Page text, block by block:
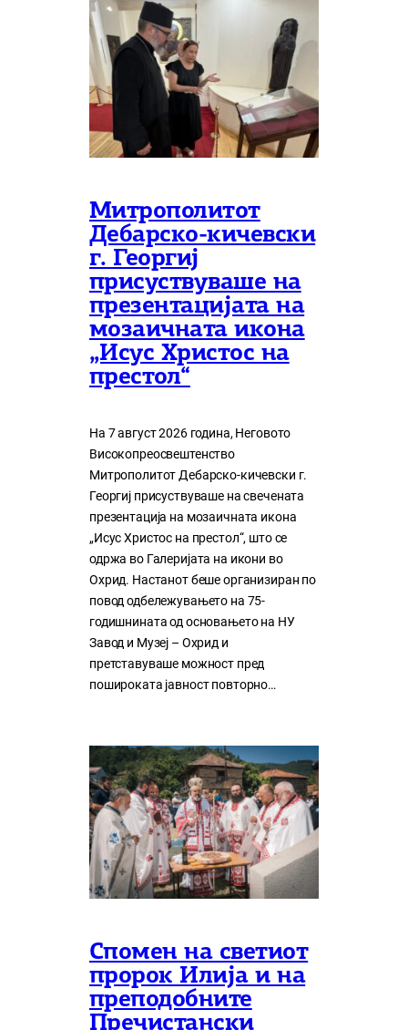
Митрополитот
Дебарско-кичевски
г. Георгиј
присуствуваше на
презентацијата на
мозаичната икона
„Исус Христос на
престол“
На 7 август 2026 година, Неговото
Високопреосвештенство
Митрополитот Дебарско-кичевски г.
Георгиј присуствуваше на свечената
презентација на мозаичната икона
„Исус Христос на престол“, што се
одржа во Галеријата на икони во
Охрид. Настанот беше организиран по
повод одбележувањето на 75-
годишнината од основањето на НУ
Завод и Музеј – Охрид и
претставуваше можност пред
пошироката јавност повторно…
Спомен на светиот
пророк Илија и на
преподобните
Пречистански